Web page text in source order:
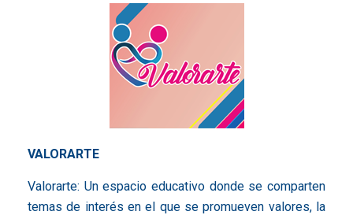
VALORARTE
Valorarte: Un espacio educativo donde se comparten
temas de interés en el que se promueven valores, la